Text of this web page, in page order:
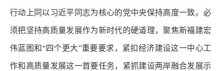
行动上同以习近平同志为核心的党中央保持高度一致。必
须把坚持高质量发展作为新时代的硬道理，聚焦新福建宏
伟蓝图和“四个更大”重要要求，紧扣经济建设这一中心工
作和高质量发展这一首要任务，紧抓建设两岸融合发展示